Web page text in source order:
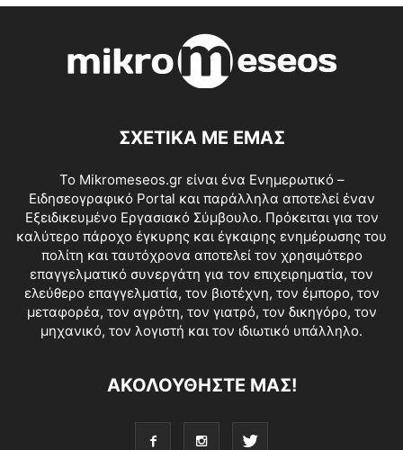
ΣΧΕΤΙΚΑ ΜΕ ΕΜΑΣ
Το Mikromeseos.gr είναι ένα Ενημερωτικό –
Ειδησεογραφικό Portal και παράλληλα αποτελεί έναν
Εξειδικευμένο Εργασιακό Σύμβουλο. Πρόκειται για τον
καλύτερο πάροχο έγκυρης και έγκαιρης ενημέρωσης του
πολίτη και ταυτόχρονα αποτελεί τον χρησιμότερο
επαγγελματικό συνεργάτη για τον επιχειρηματία, τον
ελεύθερο επαγγελματία, τον βιοτέχνη, τον έμπορο, τον
μεταφορέα, τον αγρότη, τον γιατρό, τον δικηγόρο, τον
μηχανικό, τον λογιστή και τον ιδιωτικό υπάλληλο.
ΑΚΟΛΟΥΘΗΣΤΕ ΜΑΣ!